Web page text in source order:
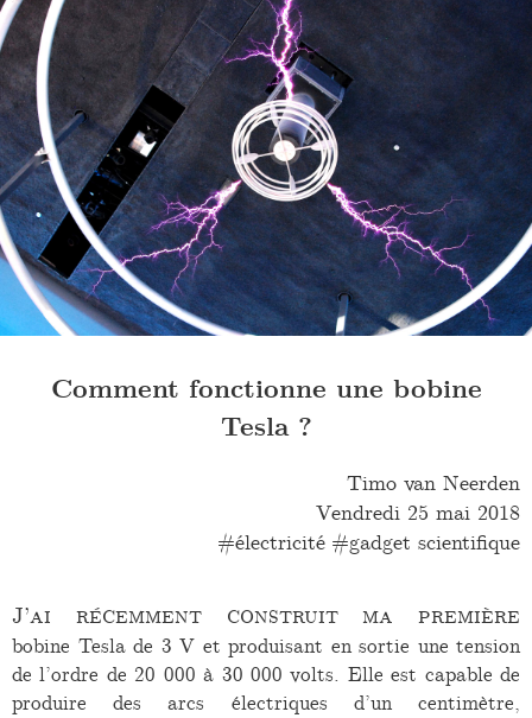
Comment fonctionne une bobine
Tesla ?
Timo van Neerden
Vendredi 25 mai 2018
électricité
gadget scientifique
J’ai récemment construit ma première
bobine Tesla de 3 V et produisant en sortie une tension
de l’ordre de 20 000 à 30 000 volts. Elle est capable de
produire des arcs électriques d’un centimètre,